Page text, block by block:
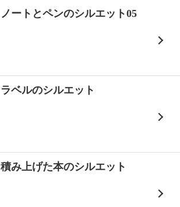
ノートとペンのシルエット05
ラベルのシルエット
積み上げた本のシルエット